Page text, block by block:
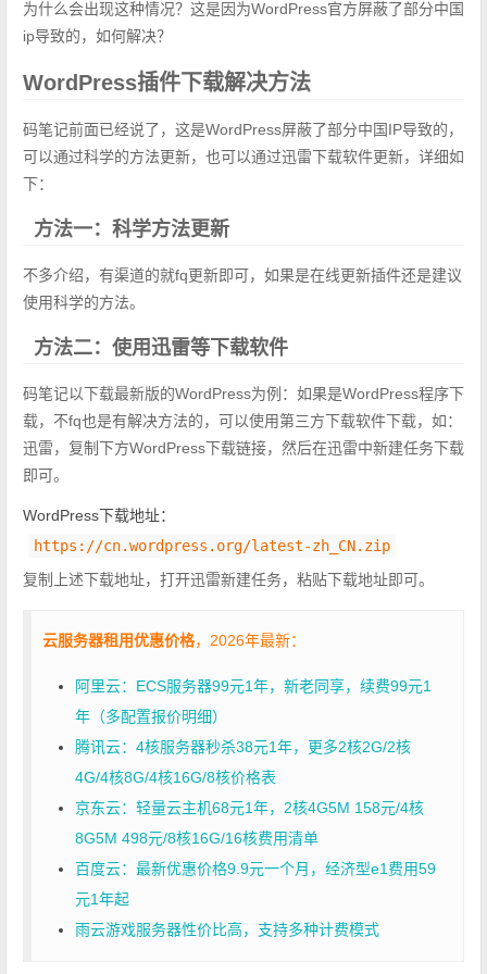
为什么会出现这种情况？这是因为WordPress官方屏蔽了部分中国
ip导致的，如何解决？
WordPress插件下载解决方法
码笔记前面已经说了，这是WordPress屏蔽了部分中国IP导致的，
可以通过科学的方法更新，也可以通过迅雷下载软件更新，详细如
下：
方法一：科学方法更新
不多介绍，有渠道的就fq更新即可，如果是在线更新插件还是建议
使用科学的方法。
方法二：使用迅雷等下载软件
码笔记以下载最新版的WordPress为例：如果是WordPress程序下
载，不fq也是有解决方法的，可以使用第三方下载软件下载，如：
迅雷，复制下方WordPress下载链接，然后在迅雷中新建任务下载
即可。
WordPress下载地址：
https://cn.wordpress.org/latest-zh_CN.zip
复制上述下载地址，打开迅雷新建任务，粘贴下载地址即可。
云服务器租用优惠价格，2026年最新：
阿里云：ECS服务器99元1年，新老同享，续费99元1
年（多配置报价明细）
腾讯云：4核服务器秒杀38元1年，更多2核2G/2核
4G/4核8G/4核16G/8核价格表
京东云：轻量云主机68元1年，2核4G5M 158元/4核
8G5M 498元/8核16G/16核费用清单
百度云：最新优惠价格9.9元一个月，经济型e1费用59
元1年起
雨云游戏服务器性价比高，支持多种计费模式